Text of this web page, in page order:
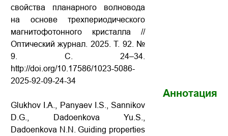
свойства планарного волновода
на основе трехпериодического
магнитофотонного кристалла //
Оптический журнал. 2025. Т. 92. №
9. С. 24–34.
http://doi.org/10.17586/1023-5086-
2025-92-09-24-34
Glukhov I.A., Panyaev I.S., Sannikov
D.G., Dadoenkova Yu.S.,
Dadoenkova N.N. Guiding properties
Аннотация